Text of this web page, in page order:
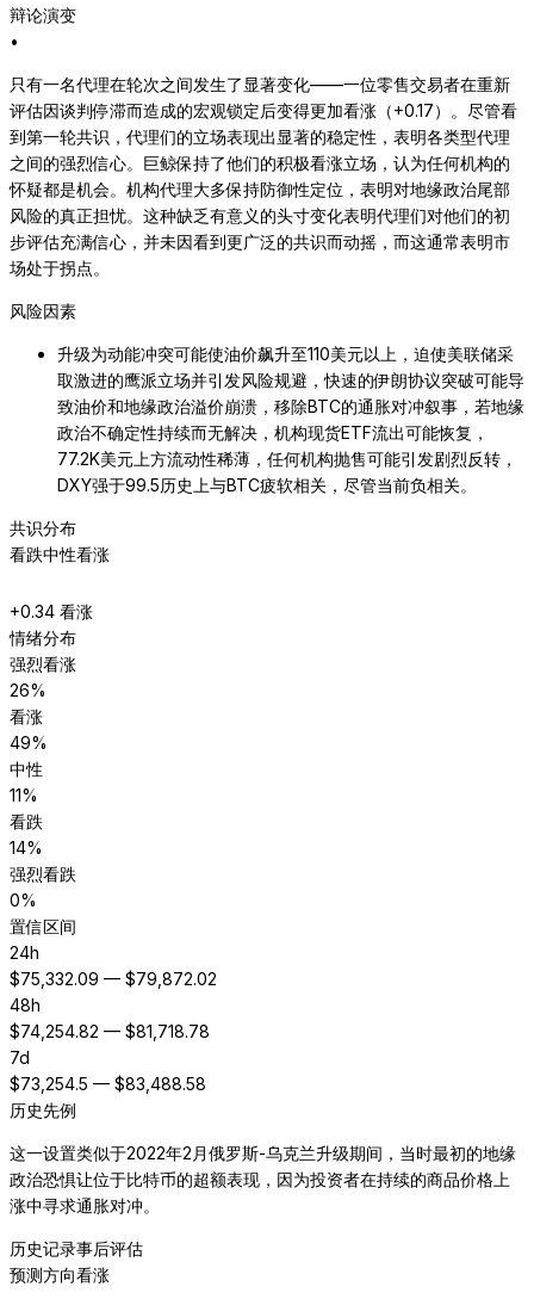
辩论演变
•
只有一名代理在轮次之间发生了显著变化——一位零售交易者在重新
评估因谈判停滞而造成的宏观锁定后变得更加看涨（+0.17）。尽管看
到第一轮共识，代理们的立场表现出显著的稳定性，表明各类型代理
之间的强烈信心。巨鲸保持了他们的积极看涨立场，认为任何机构的
怀疑都是机会。机构代理大多保持防御性定位，表明对地缘政治尾部
风险的真正担忧。这种缺乏有意义的头寸变化表明代理们对他们的初
步评估充满信心，并未因看到更广泛的共识而动摇，而这通常表明市
场处于拐点。
风险因素
升级为动能冲突可能使油价飙升至110美元以上，迫使美联储采
取激进的鹰派立场并引发风险规避，快速的伊朗协议突破可能导
致油价和地缘政治溢价崩溃，移除BTC的通胀对冲叙事，若地缘
政治不确定性持续而无解决，机构现货ETF流出可能恢复，
77.2K美元上方流动性稀薄，任何机构抛售可能引发剧烈反转，
DXY强于99.5历史上与BTC疲软相关，尽管当前负相关。
共识分布
看跌中性看涨
+0.34 看涨
情绪分布
强烈看涨
26%
看涨
49%
中性
11%
看跌
14%
强烈看跌
0%
置信区间
24h
$75,332.09 — $79,872.02
48h
$74,254.82 — $81,718.78
7d
$73,254.5 — $83,488.58
历史先例
这一设置类似于2022年2月俄罗斯-乌克兰升级期间，当时最初的地缘
政治恐惧让位于比特币的超额表现，因为投资者在持续的商品价格上
涨中寻求通胀对冲。
历史记录事后评估
预测方向看涨